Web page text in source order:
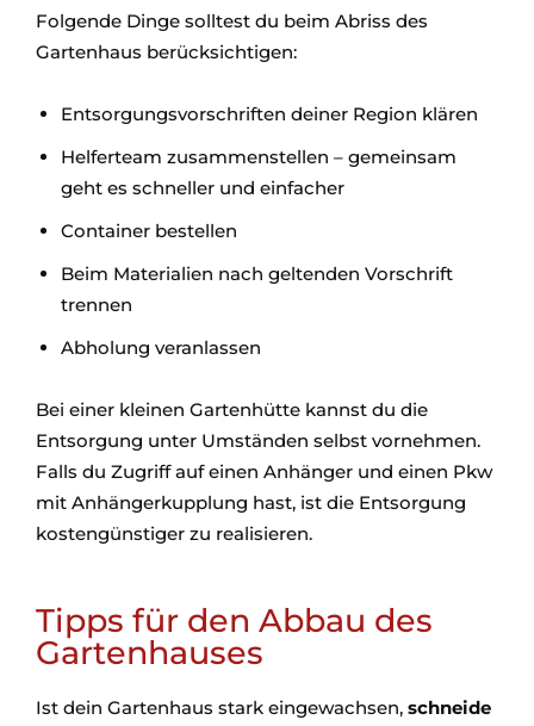
Folgende Dinge solltest du beim Abriss des
Gartenhaus berücksichtigen:
Entsorgungsvorschriften deiner Region klären
Helferteam zusammenstellen – gemeinsam
geht es schneller und einfacher
Container bestellen
Beim Materialien nach geltenden Vorschrift
trennen
Abholung veranlassen
Bei einer kleinen Gartenhütte kannst du die
Entsorgung unter Umständen selbst vornehmen.
Falls du Zugriff auf einen Anhänger und einen Pkw
mit Anhängerkupplung hast, ist die Entsorgung
kostengünstiger zu realisieren.
Tipps für den Abbau des
Gartenhauses
Ist dein Gartenhaus stark eingewachsen, schneide